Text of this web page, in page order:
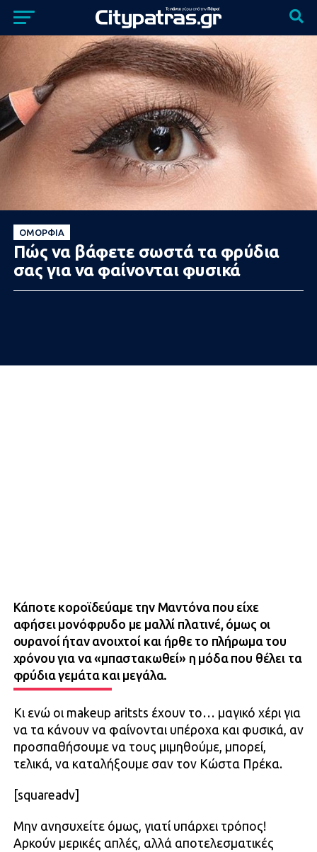
ΟΜΟΡΦΙΆ
Πώς να βάφετε σωστά τα φρύδια
σας για να φαίνονται φυσικά
Κάποτε κοροϊδεύαμε την Μαντόνα που είχε
αφήσει μονόφρυδο με μαλλί πλατινέ, όμως οι
ουρανοί ήταν ανοιχτοί και ήρθε το πλήρωμα του
χρόνου για να «μπαστακωθεί» η μόδα που θέλει τα
φρύδια γεμάτα και μεγάλα.
Κι ενώ οι makeup aritsts έχουν το… μαγικό χέρι για
να τα κάνουν να φαίνονται υπέροχα και φυσικά, αν
προσπαθήσουμε να τους μιμηθούμε, μπορεί,
τελικά, να καταλήξουμε σαν τον Κώστα Πρέκα.
[squareadv]
Μην ανησυχείτε όμως, γιατί υπάρχει τρόπος!
Αρκούν μερικές απλές, αλλά αποτελεσματικές